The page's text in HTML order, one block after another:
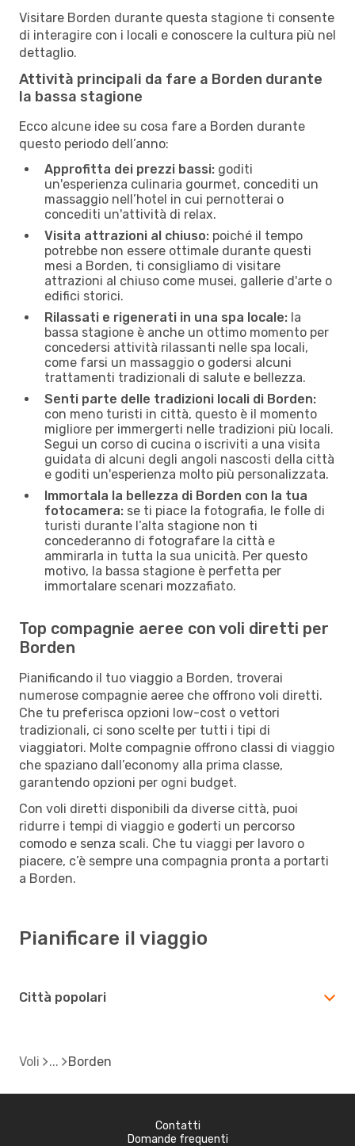
Visitare Borden durante questa stagione ti consente
di interagire con i locali e conoscere la cultura più nel
dettaglio.
Attività principali da fare a Borden durante
la bassa stagione
Ecco alcune idee su cosa fare a Borden durante
questo periodo dell’anno:
Approfitta dei prezzi bassi: goditi
un'esperienza culinaria gourmet, concediti un
massaggio nell’hotel in cui pernotterai o
concediti un'attività di relax.
Visita attrazioni al chiuso: poiché il tempo
potrebbe non essere ottimale durante questi
mesi a Borden, ti consigliamo di visitare
attrazioni al chiuso come musei, gallerie d'arte o
edifici storici.
Rilassati e rigenerati in una spa locale: la
bassa stagione è anche un ottimo momento per
concedersi attività rilassanti nelle spa locali,
come farsi un massaggio o godersi alcuni
trattamenti tradizionali di salute e bellezza.
Senti parte delle tradizioni locali di Borden:
con meno turisti in città, questo è il momento
migliore per immergerti nelle tradizioni più locali.
Segui un corso di cucina o iscriviti a una visita
guidata di alcuni degli angoli nascosti della città
e goditi un'esperienza molto più personalizzata.
Immortala la bellezza di Borden con la tua
fotocamera: se ti piace la fotografia, le folle di
turisti durante l’alta stagione non ti
concederanno di fotografare la città e
ammirarla in tutta la sua unicità. Per questo
motivo, la bassa stagione è perfetta per
immortalare scenari mozzafiato.
Top compagnie aeree con voli diretti per
Borden
Pianificando il tuo viaggio a Borden, troverai
numerose compagnie aeree che offrono voli diretti.
Che tu preferisca opzioni low-cost o vettori
tradizionali, ci sono scelte per tutti i tipi di
viaggiatori. Molte compagnie offrono classi di viaggio
che spaziano dall’economy alla prima classe,
garantendo opzioni per ogni budget.
Con voli diretti disponibili da diverse città, puoi
ridurre i tempi di viaggio e goderti un percorso
comodo e senza scali. Che tu viaggi per lavoro o
piacere, c’è sempre una compagnia pronta a portarti
a Borden.
Pianificare il viaggio
Città popolari
Voli Borden
Contatti
Domande frequenti